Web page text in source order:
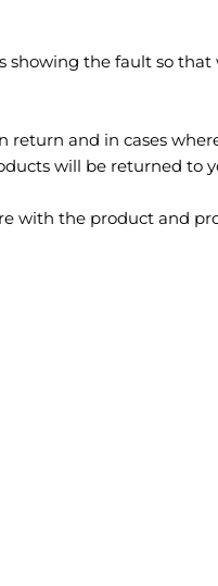
showing the fault so
return and in cases
will be returned to
with the product and